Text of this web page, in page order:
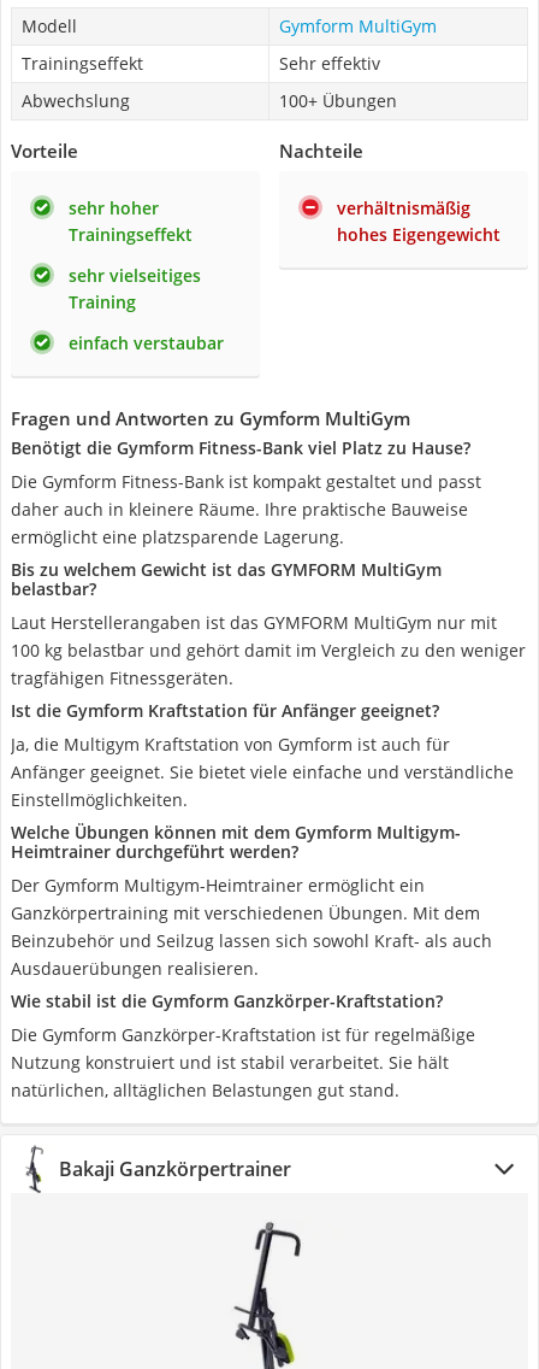
Modell
Gymform MultiGym
Trainingseffekt
Sehr effektiv
Abwechslung
100+ Übungen
Vorteile
sehr hoher
Trainingseffekt
sehr vielseitiges
Training
einfach verstaubar
Nachteile
verhältnismäßig
hohes Eigengewicht
Fragen und Antworten zu Gymform MultiGym
Benötigt die Gymform Fitness-Bank viel Platz zu Hause?
Die Gymform Fitness-Bank ist kompakt gestaltet und passt
daher auch in kleinere Räume. Ihre praktische Bauweise
ermöglicht eine platzsparende Lagerung.
Bis zu welchem Gewicht ist das GYMFORM MultiGym
belastbar?
Laut Herstellerangaben ist das GYMFORM MultiGym nur mit
100 kg belastbar und gehört damit im Vergleich zu den weniger
tragfähigen Fitnessgeräten.
Ist die Gymform Kraftstation für Anfänger geeignet?
Ja, die Multigym Kraftstation von Gymform ist auch für
Anfänger geeignet. Sie bietet viele einfache und verständliche
Einstellmöglichkeiten.
Welche Übungen können mit dem Gymform Multigym-
Heimtrainer durchgeführt werden?
Der Gymform Multigym-Heimtrainer ermöglicht ein
Ganzkörpertraining mit verschiedenen Übungen. Mit dem
Beinzubehör und Seilzug lassen sich sowohl Kraft- als auch
Ausdauerübungen realisieren.
Wie stabil ist die Gymform Ganzkörper-Kraftstation?
Die Gymform Ganzkörper-Kraftstation ist für regelmäßige
Nutzung konstruiert und ist stabil verarbeitet. Sie hält
natürlichen, alltäglichen Belastungen gut stand.
Bakaji Ganzkörpertrainer